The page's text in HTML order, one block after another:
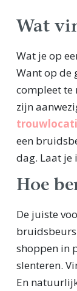
Wat
Wat je op
Want op de
compleet te
zijn
een
dag. Laat je
Hoe
De juiste
shoppen in
slenteren.
En